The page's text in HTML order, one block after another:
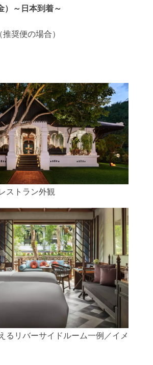
～日本到着～
奨便の場合）
ストラン外観
るリバーサイドルーム一例／イメ